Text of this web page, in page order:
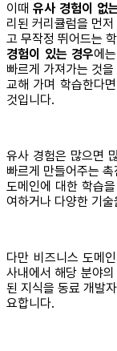
이때 유사 경험이 없
리된 커리큘럼을 먼
고 무작정 뛰어드는
경험이 있는 경우에
빠르게 가져가는 것
교해 가며 학습한다
것입니다.
유사 경험은 많으면
빠르게 만들어주는
도메인에 대한 학습
여하거나 다양한 기
다만 비즈니스 도메
사내에서 해당 분야
된 지식을 동료 개발
요합니다.